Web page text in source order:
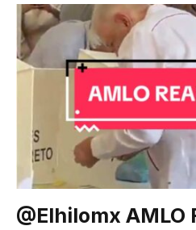
@elhilomx AMLO